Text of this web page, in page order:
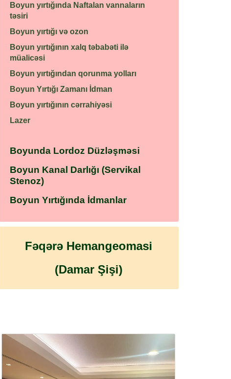
Boyun yırtığında Naftalan vannaların
təsiri
Boyun yırtığı və ozon
Boyun yırtığının xalq təbabəti ilə
müalicəsi
Boyun yırtığından qorunma yolları
Boyun Yırtığı Zamanı İdman
Boyun yırtığının cərrahiyəsi
Lazer
Boyunda Lordoz Düzləşməsi
Boyun Kanal Darlığı (Servikal
Stenoz)
Boyun Yırtığında İdmanlar
Fəqərə Hemangeomasi
(Damar Şişi)